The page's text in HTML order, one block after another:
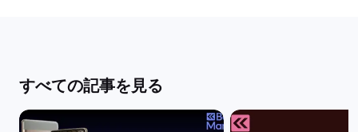
すべての記事を見る